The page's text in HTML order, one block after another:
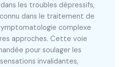
les troubles dépressifs,
dans le traitement de
complexe
approches. Cette voie
pour soulager les
invalidantes,